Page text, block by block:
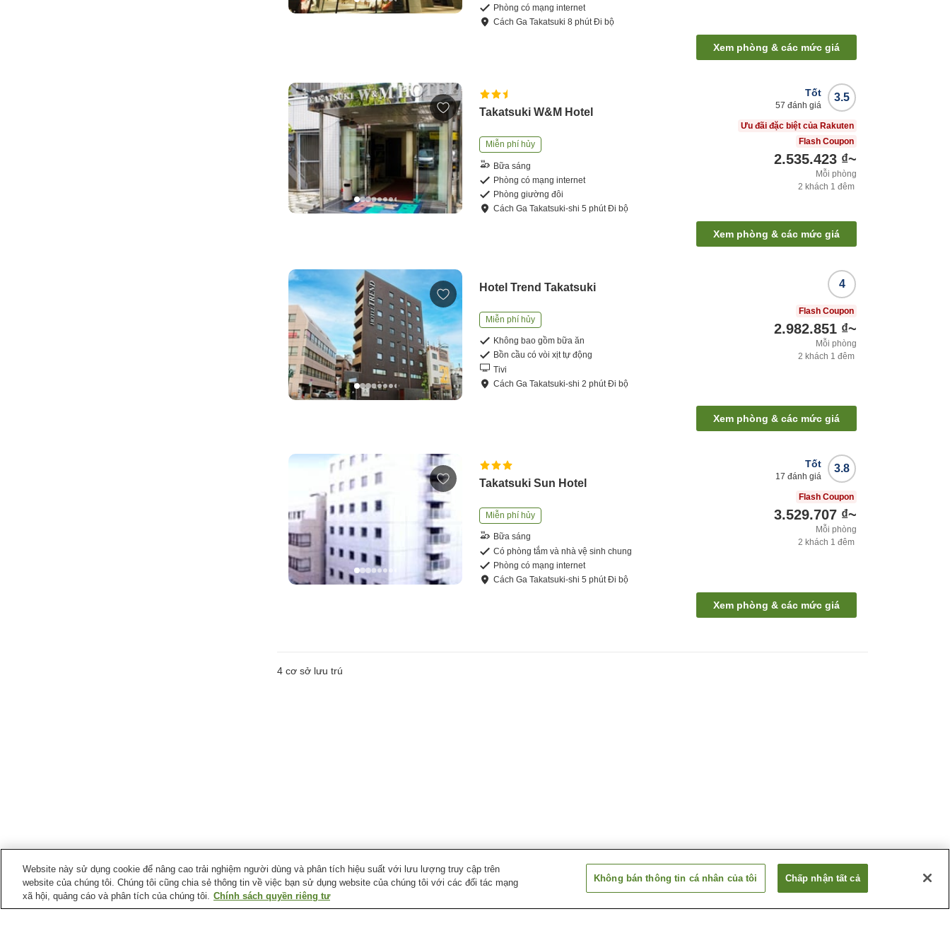
Phòng có mạng internet
CáchGa Takatsuki 8 phútĐi bộ
Xem phòng & các mức giá
Takatsuki W&M Hotel
Miễn phí hủy
Bữa sáng
Phòng có mạng internet
Phòng giường đôi
CáchGa Takatsuki-shi 5 phútĐi bộ
3.5
Tốt
57 đánh giá
Ưu đãi đặc biệt của Rakuten
Flash Coupon
2.535.423 ₫~
Mỗi phòng
2 khách 1 đêm
Xem phòng & các mức giá
Hotel Trend Takatsuki
Miễn phí hủy
Không bao gồm bữa ăn
Bồn cầu có vòi xịt tự động
Tivi
CáchGa Takatsuki-shi 2 phútĐi bộ
4
Flash Coupon
2.982.851 ₫~
Mỗi phòng
2 khách 1 đêm
Xem phòng & các mức giá
Takatsuki Sun Hotel
Miễn phí hủy
Bữa sáng
Có phòng tắm và nhà vệ sinh chung
Phòng có mạng internet
CáchGa Takatsuki-shi 5 phútĐi bộ
3.8
Tốt
17 đánh giá
Flash Coupon
3.529.707 ₫~
Mỗi phòng
2 khách 1 đêm
Xem phòng & các mức giá
4 cơ sở lưu trú
Ga xe lửa tại Thành phố Takatsuki
Website này sử dụng cookie để nâng cao trải nghiệm người dùng và phân tích hiệu suất với lưu lượng truy cập trên
website của chúng tôi. Chúng tôi cũng chia sẻ thông tin về việc bạn sử dụng website của chúng tôi với các đối tác mạng
xã hội, quảng cáo và phân tích của chúng tôi. Chính sách quyền riêng tư
Không bán thông tin cá nhân của tôi Chấp nhận tất cả